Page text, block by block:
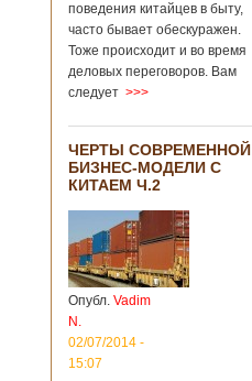
Сообщается, что
рудник состоит из
функциональных
Подробнее...
Опубликовано
для туристов
вещи в Китае
Традиции и образ
жизни жителей
Китая существенно
отличаются от
Мы собрали для
поведения китайцев в быту,
часто бывает обескуражен.
Тоже происходит и во время
деловых переговоров. Вам
следует >>>
ЧЕРТЫ СОВРЕМЕННОЙ
БИЗНЕС-МОДЕЛИ С
КИТАЕМ Ч.2
Опубл. Vadim
N.
02/07/2014 -
15:07